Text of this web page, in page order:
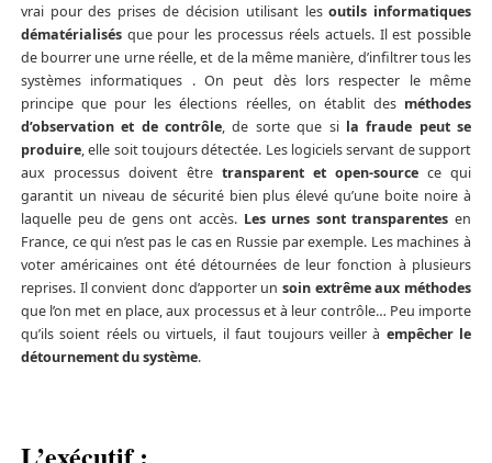
vrai pour des prises de décision utilisant lesoutils informatiques
dématérialisésque pour les processus réels actuels. Il est possible
de bourrer une urne réelle, et de la même manière, d’infiltrer tous les
systèmes informatiques . On peut dès lors respecter le même
principe que pour les élections réelles, on établit des méthodes
d’observation et de contrôle, de sorte que si la fraude peut se
produire, elle soit toujours détectée. Les logiciels servant de support
aux processus doivent être transparent et open-source ce qui
garantit un niveau de sécurité bien plus élevé qu’une boite noire à
laquelle peu de gens ont accès. Les urnes sont transparentes en
France, ce qui n’est pas le cas en Russie par exemple. Les machines à
voter américaines ont été détournées de leur fonction à plusieurs
reprises. Il convient donc d’apporter unsoin extrême aux méthodes
que l’on met en place, aux processus et à leur contrôle… Peu importe
qu’ils soient réels ou virtuels, il faut toujours veiller à empêcher le
détournement du système.